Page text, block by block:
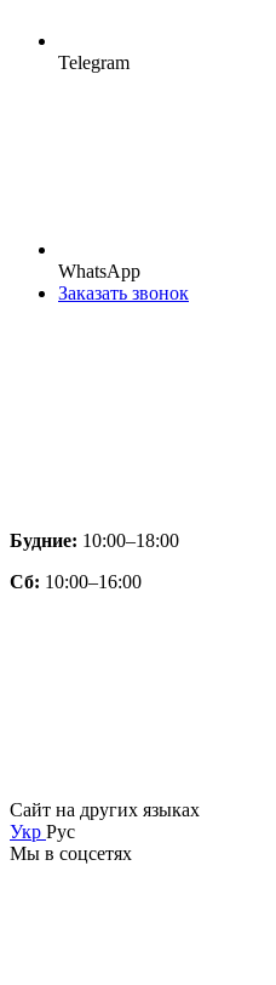
Telegram
WhatsApp
Заказать звонок
Будние: 10:00–18:00
Сб: 10:00–16:00
Сайт на других языках
Укр Рус
Мы в соцсетях